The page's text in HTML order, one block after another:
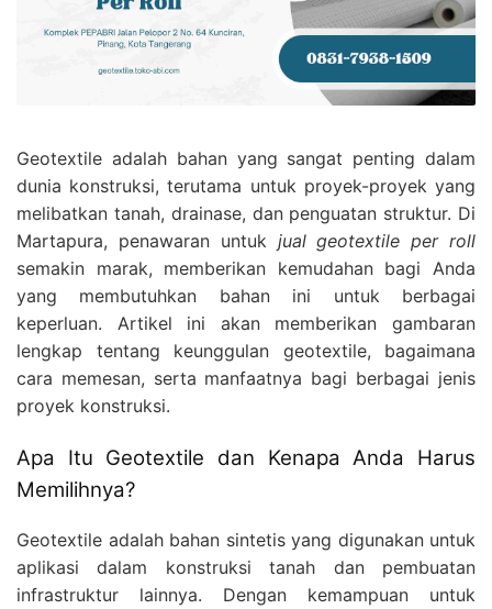
Geotextile adalah bahan yang sangat penting dalam
dunia konstruksi, terutama untuk proyek-proyek yang
melibatkan tanah, drainase, dan penguatan struktur. Di
Martapura, penawaran untuk jual geotextile per roll
semakin marak, memberikan kemudahan bagi Anda
yang membutuhkan bahan ini untuk berbagai
keperluan. Artikel ini akan memberikan gambaran
lengkap tentang keunggulan geotextile, bagaimana
cara memesan, serta manfaatnya bagi berbagai jenis
proyek konstruksi.
Apa Itu Geotextile dan Kenapa Anda Harus
Memilihnya?
Geotextile adalah bahan sintetis yang digunakan untuk
aplikasi dalam konstruksi tanah dan pembuatan
infrastruktur lainnya. Dengan kemampuan untuk